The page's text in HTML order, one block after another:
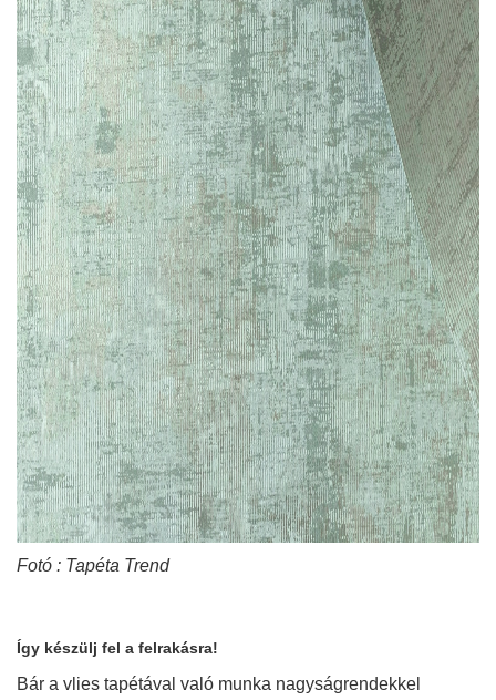
Fotó : Tapéta Trend
Így készülj fel a felrakásra!
Bár a vlies tapétával való munka nagyságrendekkel